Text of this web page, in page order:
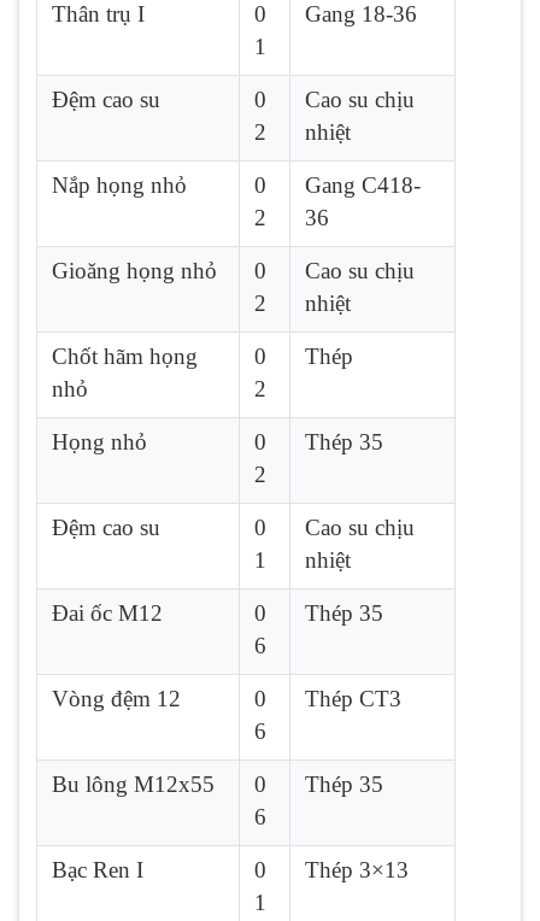
Thân trụ I
0
1
Gang 18-36
Đệm cao su
0
2
Cao su chịu
nhiệt
Nắp họng nhỏ
0
2
Gang C418-
36
Gioăng họng nhỏ
0
2
Cao su chịu
nhiệt
Chốt hãm họng
nhỏ
0
2
Thép
Họng nhỏ
0
2
Thép 35
Đệm cao su
0
1
Cao su chịu
nhiệt
Đai ốc M12
0
6
Thép 35
Vòng đệm 12
0
6
Thép CT3
Bu lông M12x55
0
6
Thép 35
Bạc Ren I
0
1
Thép 3×13